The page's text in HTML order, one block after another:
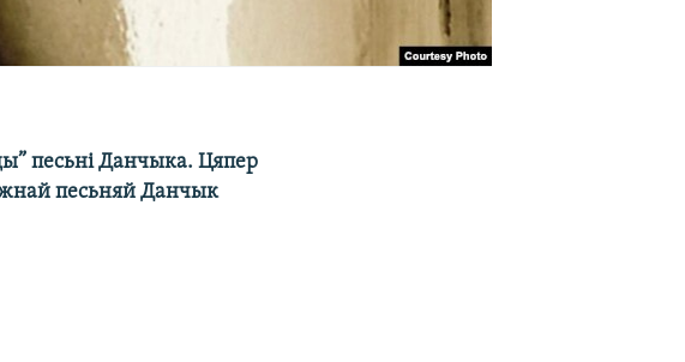
песьні Данчыка. Цяпер
песьняй Данчык